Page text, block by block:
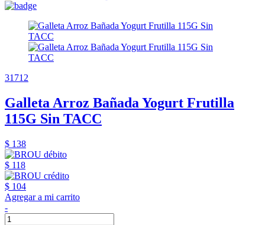
31712
Galleta Arroz Bañada Yogurt Frutilla
115G Sin TACC
$ 138
$ 118
$ 104
Agregar a mi carrito
-